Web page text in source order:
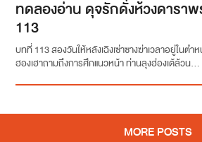
ทดลองอ่าน ดุจรักดั่งห้วงดารา
113
บทที่ 113 สองวันให้หลังเฉิงเซ่าซางฆ่าเวลาอยู่ในตำ
ฮองเฮาถามถึงการศึกแนวหน้า ท่านลุงฮ่องเต้ล้วน...
MORE POSTS